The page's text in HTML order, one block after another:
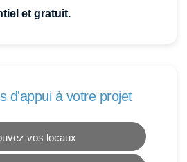
et gratuit.
d'appui à votre projet
vos locaux